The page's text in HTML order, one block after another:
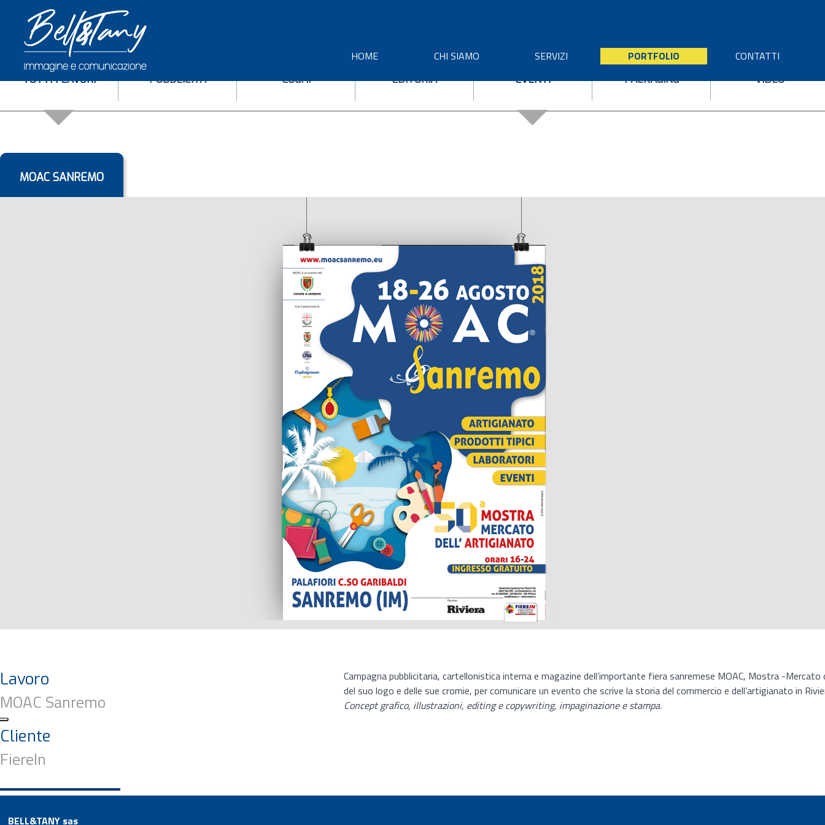
HOME CHI SIAMO SERVIZI PORTFOLIO CONTATTI
TUTTI I LAVORI PUBBLICITÀ LOGHI EDITORIA EVENTI PACKAGING VIDEO
MOAC SANREMO
Lavoro
MOAC Sanremo
Cliente
FiereIn
Campagna pubblicitaria, cartellonistica interna e magazine dell’importante fiera sanremese MOAC, Mostra -
del suo logo e delle sue cromie, per comunicare un evento che scrive la storia del commercio e dell’artigianato in
Concept grafico, illustrazioni, editing e copywriting, impaginazione e stampa.
BELL&TANY sas